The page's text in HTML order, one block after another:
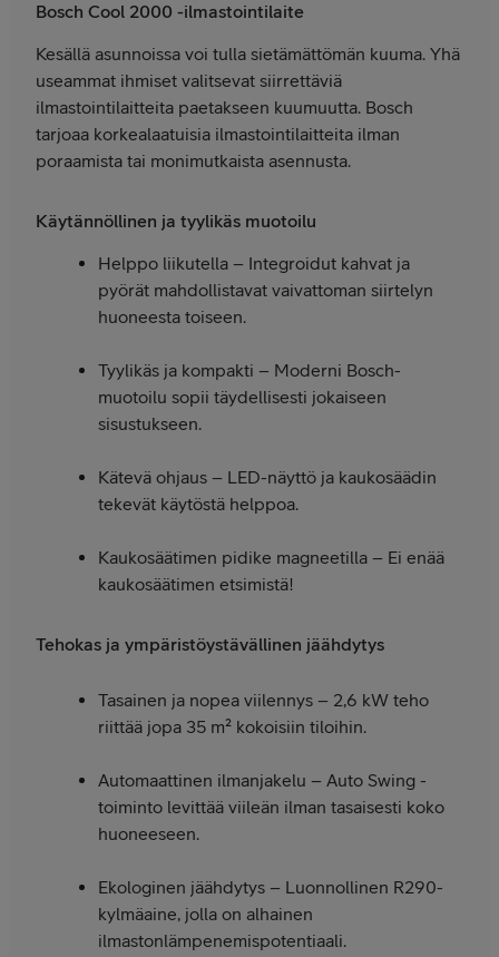
Bosch Cool 2000 -ilmastointilaite
Kesällä asunnoissa voi tulla sietämättömän kuuma. Yhä
useammat ihmiset valitsevat siirrettäviä
ilmastointilaitteita paetakseen kuumuutta. Bosch
tarjoaa korkealaatuisia ilmastointilaitteita ilman
poraamista tai monimutkaista asennusta.
Käytännöllinen ja tyylikäs muotoilu
Helppo liikutella – Integroidut kahvat ja
pyörät mahdollistavat vaivattoman siirtelyn
huoneesta toiseen.
Tyylikäs ja kompakti – Moderni Bosch-
muotoilu sopii täydellisesti jokaiseen
sisustukseen.
Kätevä ohjaus – LED-näyttö ja kaukosäädin
tekevät käytöstä helppoa.
Kaukosäätimen pidike magneetilla – Ei enää
kaukosäätimen etsimistä!
Tehokas ja ympäristöystävällinen jäähdytys
Tasainen ja nopea viilennys – 2,6 kW teho
riittää jopa 35 m² kokoisiin tiloihin.
Automaattinen ilmanjakelu – Auto Swing -
toiminto levittää viileän ilman tasaisesti koko
huoneeseen.
Ekologinen jäähdytys – Luonnollinen R290-
kylmäaine, jolla on alhainen
ilmastonlämpenemispotentiaali.